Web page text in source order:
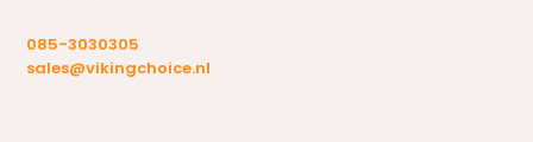
085-3030305
sales@vikingchoice.nl